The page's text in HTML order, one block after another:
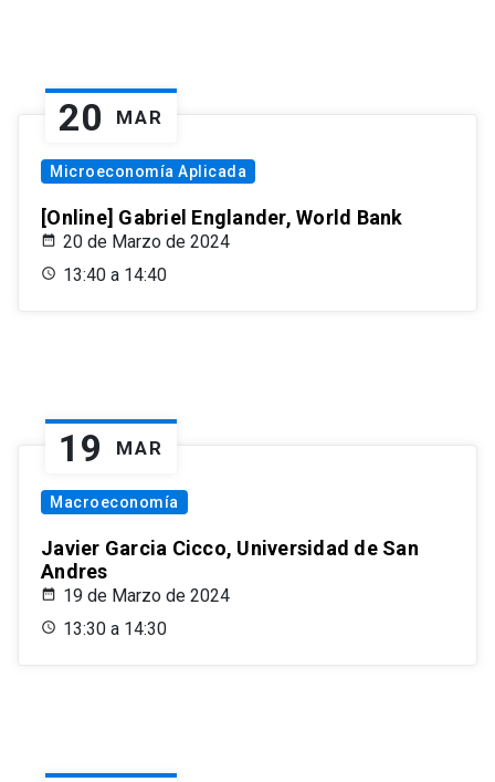
20 MAR
Microeconomía Aplicada
[Online] Gabriel Englander, World Bank
20 de Marzo de 2024
13:40 a 14:40
19 MAR
Macroeconomía
Javier Garcia Cicco, Universidad de San
Andres
19 de Marzo de 2024
13:30 a 14:30